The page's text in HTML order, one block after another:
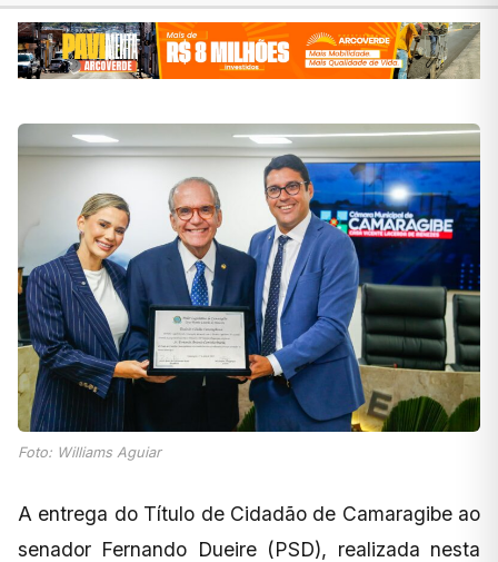
Foto: Williams Aguiar
A entrega do Título de Cidadão de Camaragibe ao
senador Fernando Dueire (PSD), realizada nesta